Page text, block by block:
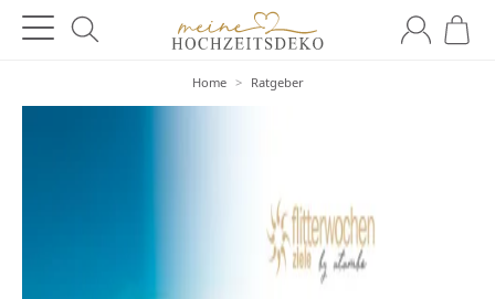
Home > Ratgeber